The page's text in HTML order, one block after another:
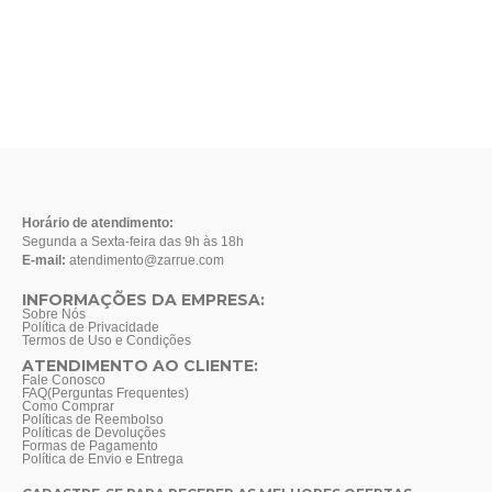
Horário de atendimento:
Segunda a Sexta-feira das 9h às 18h
E-mail: atendimento@zarrue.com
INFORMAÇÕES DA EMPRESA:
Sobre Nós
Política de Privacidade
Termos de Uso e Condições
ATENDIMENTO AO CLIENTE:
Fale Conosco
FAQ(Perguntas Frequentes)
Como Comprar
Políticas de Reembolso
Políticas de Devoluções
Formas de Pagamento
Política de Envio e Entrega